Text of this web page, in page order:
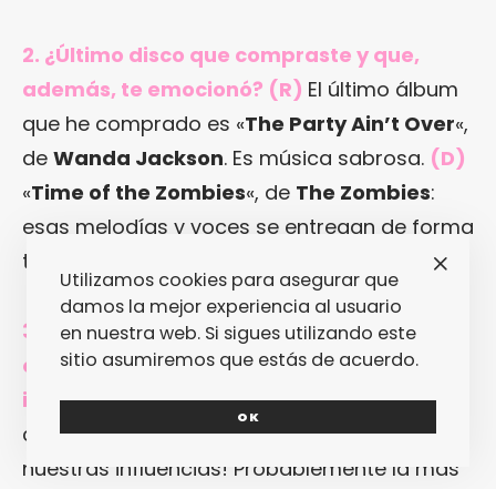
2. ¿Último disco que compraste y que,
además, te emocionó? (R) El último álbum
que he comprado es «The Party Ain’t Over«,
de Wanda Jackson. Es música sabrosa. (D)
«Time of the Zombies«, de The Zombies:
esas melodías y voces se entregan de forma
tan misteriosa… Totalmente cautivador.
3. ¿Cuál es la banda que escuchas pero
que te daría vergüenza incluir entre tus
influencias? (R)De ninguna manera… ¡No
creo que nos avergoncemos de ninguna de
nuestras influencias! Probablemente la más
Utilizamos cookies para asegurar que
damos la mejor experiencia al usuario
en nuestra web. Si sigues utilizando este
sitio asumiremos que estás de acuerdo.
OK